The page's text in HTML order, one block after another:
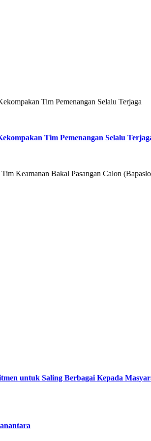
Tim Pemenangan Selalu Terjaga
Tim Pemenangan Selalu
Keamanan Bakal Pasangan Calon
untuk Saling Berbagai Kepada